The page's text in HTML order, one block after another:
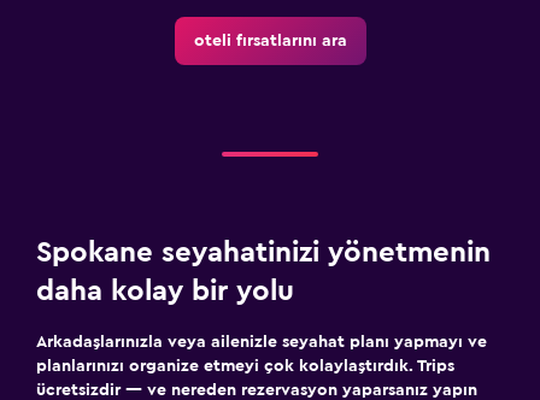
oteli fırsatlarını ara
Spokane seyahatinizi yönetmenin
daha kolay bir yolu
Arkadaşlarınızla veya ailenizle seyahat planı yapmayı ve
planlarınızı organize etmeyi çok kolaylaştırdık. Trips
ücretsizdir — ve nereden rezervasyon yaparsanız yapın